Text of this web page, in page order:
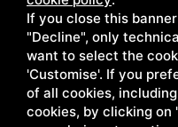
If you close this
"Decline", only
want to select the
'Customise'. If you
of all cookies,
cookies, by clicking on